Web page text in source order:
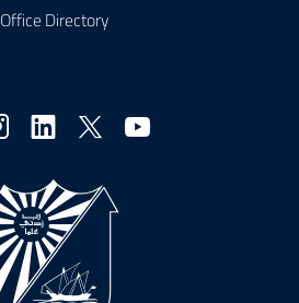
Office Directory